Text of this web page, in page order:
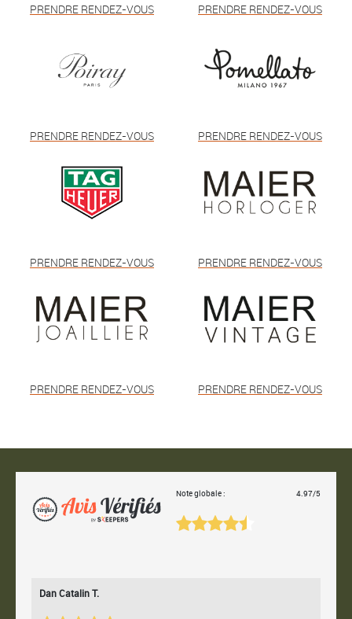
PRENDRE RENDEZ-VOUS PRENDRE RENDEZ-VOUS
PRENDRE RENDEZ-VOUS PRENDRE RENDEZ-VOUS
PRENDRE RENDEZ-VOUS PRENDRE RENDEZ-VOUS
PRENDRE RENDEZ-VOUS PRENDRE RENDEZ-VOUS
Note globale : 4.97/5
Dan Catalin T.